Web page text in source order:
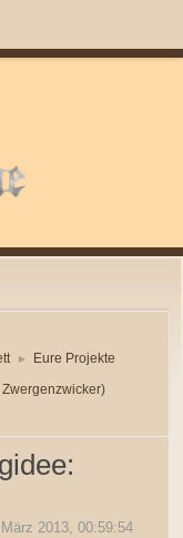
► Eure Projekte
)
2013, 00:59:54